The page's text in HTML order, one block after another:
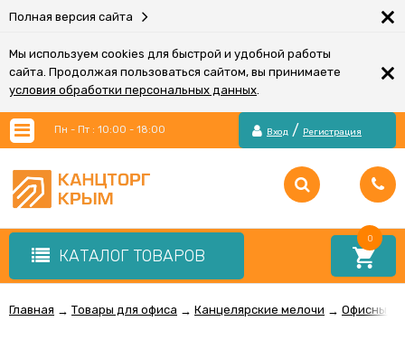
Полная версия сайта ×
Мы используем cookies для быстрой и удобной работы
сайта. Продолжая пользоваться сайтом, вы принимаете
условия обработки персональных данных.
×
Пн - Пт : 10:00 - 18:00 Вход / Регистрация
КАТАЛОГ ТОВАРОВ
0
Главная → Товары для офиса → Канцелярские мелочи → Офисные